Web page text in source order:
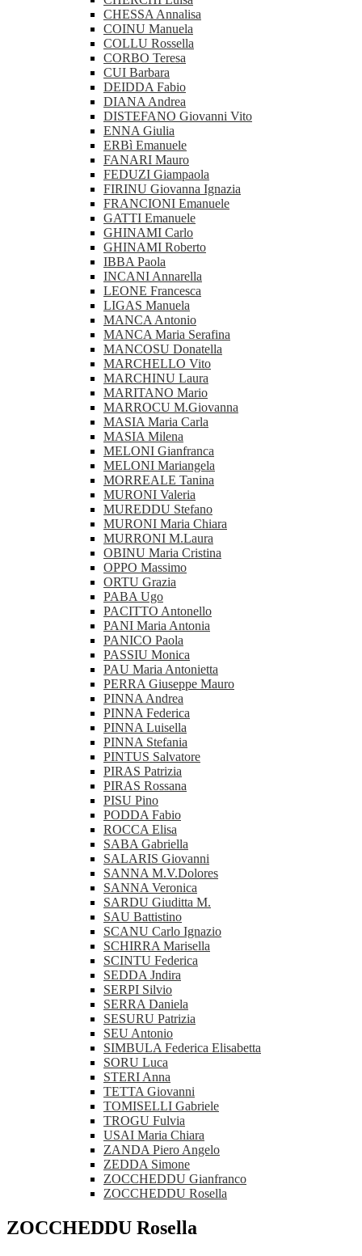
CHESSA Annalisa
COINU Manuela
COLLU Rossella
CORBO Teresa
CUI Barbara
DEIDDA Fabio
DIANA Andrea
DISTEFANO Giovanni Vito
ENNA Giulia
ERBì Emanuele
FANARI Mauro
FEDUZI Giampaola
FIRINU Giovanna Ignazia
FRANCIONI Emanuele
GATTI Emanuele
GHINAMI Carlo
GHINAMI Roberto
IBBA Paola
INCANI Annarella
LEONE Francesca
LIGAS Manuela
MANCA Antonio
MANCA Maria Serafina
MANCOSU Donatella
MARCHELLO Vito
MARCHINU Laura
MARITANO Mario
MARROCU M.Giovanna
MASIA Maria Carla
MASIA Milena
MELONI Gianfranca
MELONI Mariangela
MORREALE Tanina
MURONI Valeria
MUREDDU Stefano
MURONI Maria Chiara
MURRONI M.Laura
OBINU Maria Cristina
OPPO Massimo
ORTU Grazia
PABA Ugo
PACITTO Antonello
PANI Maria Antonia
PANICO Paola
PASSIU Monica
PAU Maria Antonietta
PERRA Giuseppe Mauro
PINNA Andrea
PINNA Federica
PINNA Luisella
PINNA Stefania
PINTUS Salvatore
PIRAS Patrizia
PIRAS Rossana
PISU Pino
PODDA Fabio
ROCCA Elisa
SABA Gabriella
SALARIS Giovanni
SANNA M.V.Dolores
SANNA Veronica
SARDU Giuditta M.
SAU Battistino
SCANU Carlo Ignazio
SCHIRRA Marisella
SCINTU Federica
SEDDA Jndira
SERPI Silvio
SERRA Daniela
SESURU Patrizia
SEU Antonio
SIMBULA Federica Elisabetta
SORU Luca
STERI Anna
TETTA Giovanni
TOMISELLI Gabriele
TROGU Fulvia
USAI Maria Chiara
ZANDA Piero Angelo
ZEDDA Simone
ZOCCHEDDU Gianfranco
ZOCCHEDDU Rosella
ZOCCHEDDU Rosella